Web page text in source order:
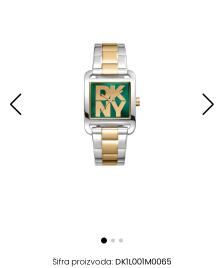
Šifra proizvoda: DK1L001M0065